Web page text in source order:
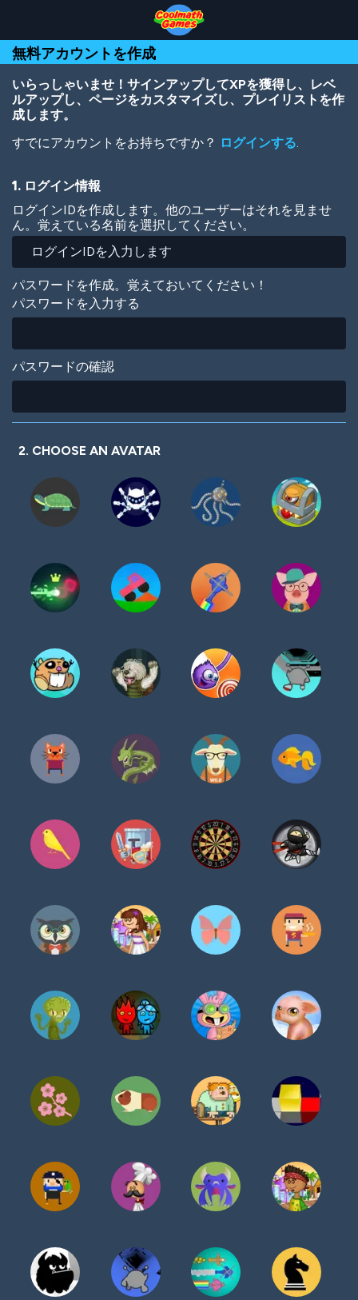
Top
of
Page
Navigation
Main
Content
Footer
ン
コ
ン
移
無料アカウントを作成
いらっしゃいませ！サインアップしてXPを獲得し、レベ
ルアップし、ページをカスタマイズし、プレイリストを作
成します。
すでにアカウントをお持ちですか？ ログインする.
1. ログイン情報
ログインIDを作成します。他のユーザーはそれを見ませ
ん。覚えている名前を選択してください。
パスワードを作成。覚えておいてください！
パスワードを入力する
パスワードの確認
2. CHOOSE AN AVATAR